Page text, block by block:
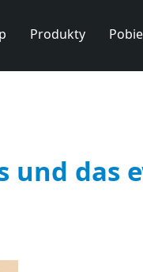
Produkty
und das